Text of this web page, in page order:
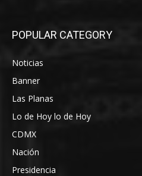
POPULAR CATEGORY
Noticias
Banner
Las Planas
Lo de Hoy lo de Hoy
CDMX
Nación
Presidencia